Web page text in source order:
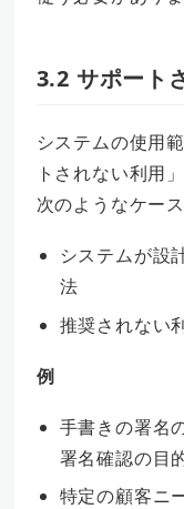
3.2 サポート
システムの使用
トされない利用
次のようなケー
システムが設
法
推奨されない
例
手書きの署名
署名確認の目
特定の顧客ニ